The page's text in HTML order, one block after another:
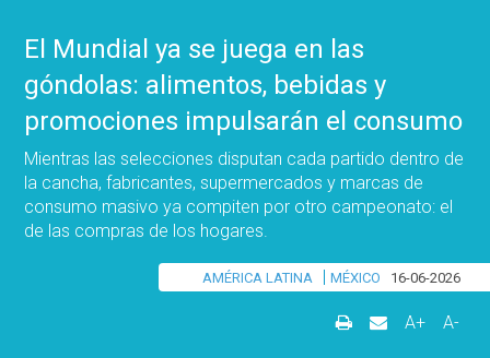
El Mundial ya se juega en las
góndolas: alimentos, bebidas y
promociones impulsarán el consumo
Mientras las selecciones disputan cada partido dentro de
la cancha, fabricantes, supermercados y marcas de
consumo masivo ya compiten por otro campeonato: el
de las compras de los hogares.
AMÉRICA LATINA | MÉXICO 16-06-2026
A+ A-